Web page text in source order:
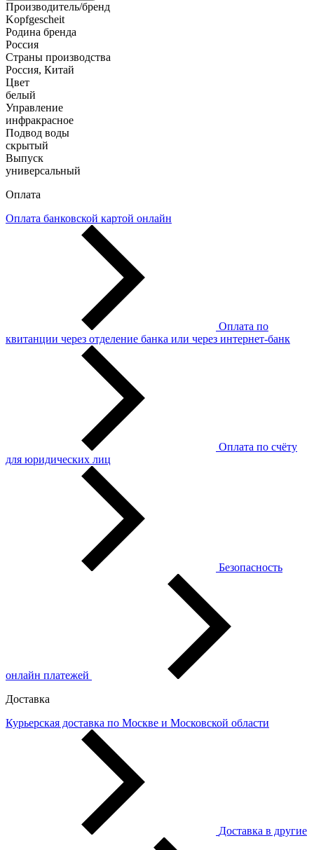
Производитель/бренд
Kopfgescheit
Родина бренда
Россия
Страны производства
Россия, Китай
Цвет
белый
Управление
инфракрасное
Подвод воды
скрытый
Выпуск
универсальный
Оплата
Оплата банковской картой онлайн
Оплата по
квитанции через отделение банка или через интернет-банк
Оплата по счёту
для юридических лиц
Безопасность
онлайн платежей
Доставка
Курьерская доставка по Москве и Московской области
Доставка в другие